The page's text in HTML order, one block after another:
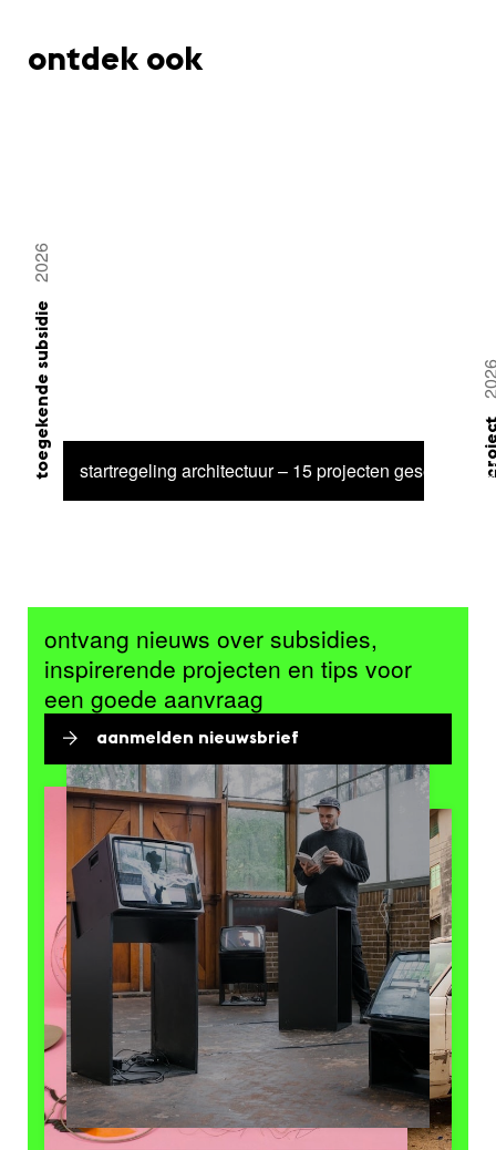
ontdek ook
startregeling architectuur – 15 projecten geselecteerd
toegekende subsidie
2026
ontvang nieuws over subsidies,
inspirerende projecten en tips voor
een goede aanvraag
aanmelden nieuwsbrief